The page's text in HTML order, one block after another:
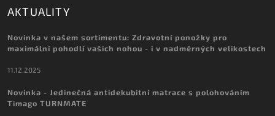
AKTUALITY
Novinka v našem sortimentu: Zdravotní ponožky pro
maximální pohodlí vašich nohou - i v nadměrných velikostech
11.12.2025
Novinka - Jedinečná antidekubitní matrace s polohováním
Timago TURNMATE